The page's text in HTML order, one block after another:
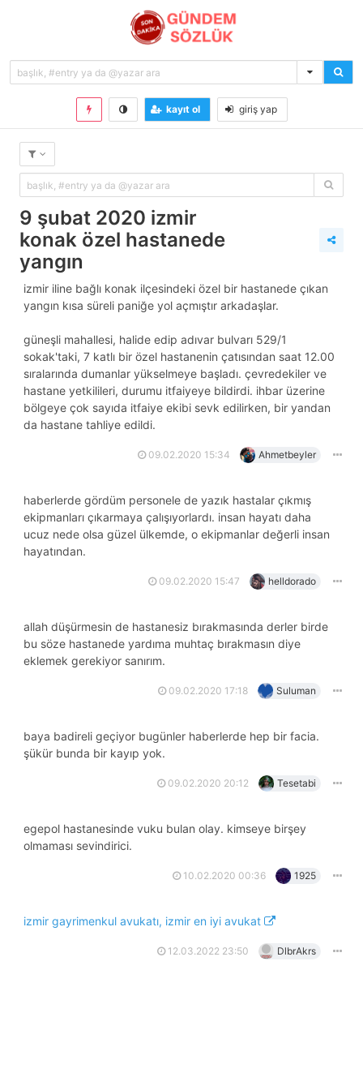
kayıt ol giriş yap
9 şubat 2020 izmir
konak özel hastanede
yangın
i̇zmir iline bağlı konak ilçesindeki özel bir hastanede çıkan
yangın kısa süreli paniğe yol açmıştır arkadaşlar.
güneşli mahallesi, halide edip adıvar bulvarı 529/1
sokak'taki, 7 katlı bir özel hastanenin çatısından saat 12.00
sıralarında dumanlar yükselmeye başladı. çevredekiler ve
hastane yetkilileri, durumu itfaiyeye bildirdi. i̇hbar üzerine
bölgeye çok sayıda itfaiye ekibi sevk edilirken, bir yandan
da hastane tahliye edildi.
09.02.2020 15:34 Ahmetbeyler
haberlerde gördüm personele de yazık hastalar çıkmış
ekipmanları çıkarmaya çalışıyorlardı. i̇nsan hayatı daha
ucuz nede olsa güzel ülkemde, o ekipmanlar değerli insan
hayatından.
09.02.2020 15:47 helldorado
allah düşürmesin de hastanesiz bırakmasında derler birde
bu söze hastanede yardıma muhtaç bırakmasın diye
eklemek gerekiyor sanırım.
09.02.2020 17:18 Suluman
baya badireli geçiyor bugünler haberlerde hep bir facia.
şükür bunda bir kayıp yok.
09.02.2020 20:12 Tesetabi
egepol hastanesinde vuku bulan olay. kimseye birşey
olmaması sevindirici.
10.02.2020 00:36 1925
izmir gayrimenkul avukatı, izmir en iyi avukat
12.03.2022 23:50 DlbrAkrs